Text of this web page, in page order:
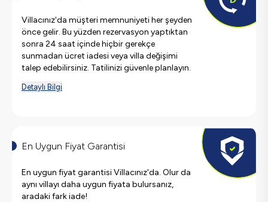
Villacınız'da müşteri memnuniyeti her şeyden
önce gelir. Bu yüzden rezervasyon yaptıktan
sonra 24 saat içinde hiçbir gerekçe
sunmadan ücret iadesi veya villa değişimi
talep edebilirsiniz. Tatilinizi güvenle planlayın.
Detaylı Bilgi
En Uygun Fiyat Garantisi
En uygun fiyat garantisi Villacınız'da. Olur da
aynı villayı daha uygun fiyata bulursanız,
aradaki fark iade!